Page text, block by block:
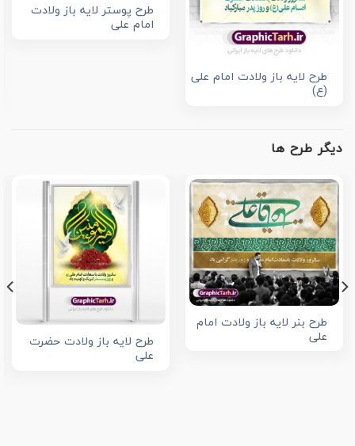
طرح لایه باز ولادت امام علی
(ع)
طرح پوستر لایه باز ولادت
امام علی
دیگر طرح ها
طرح بنر لایه باز ولادت امام
علی
طرح لایه باز ولادت حضرت
علی